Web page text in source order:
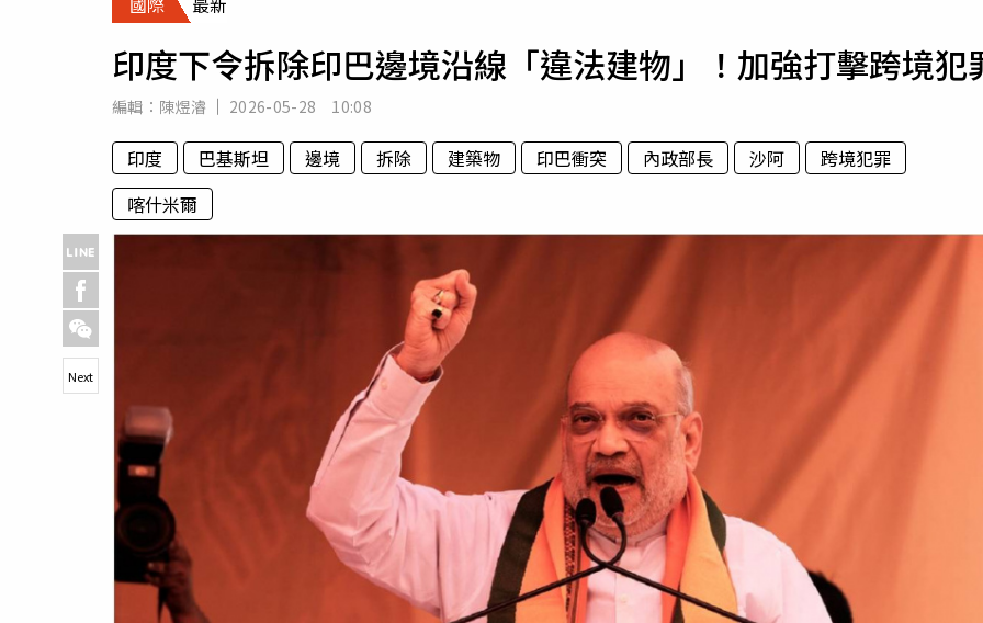
專欄
房產新勢力
運勢
梅酒
印度下令拆除印巴邊境沿線「違法建物」！加強打擊跨境犯
編輯： 陳煜濬 2026-05-28 10:08
印度 巴基斯坦 邊境 拆除 建築物 印巴衝突 內政部長 沙阿
跨境犯罪
喀什米爾
Next